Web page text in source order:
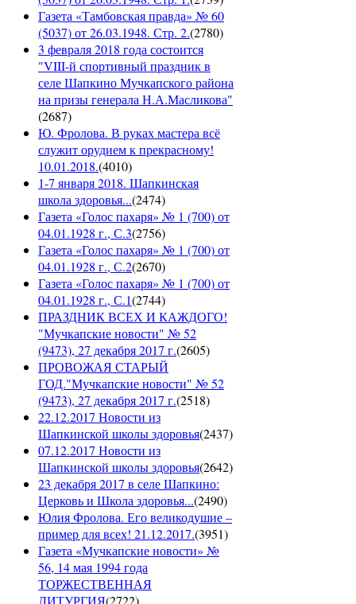
Газета «Тамбовская правда» № 60
(5037) от 26.03.1948. Стр. 2.(2780)
3 февраля 2018 года состоится
"VIII-й спортивный праздник в
селе Шапкино Мучкапского района
на призы генерала Н.А.Масликова"
(2687)
Ю. Фролова. В руках мастера всё
служит орудием к прекрасному!
10.01.2018.(4010)
1-7 января 2018. Шапкинская
школа здоровья...(2474)
Газета «Голос пахаря» № 1 (700) от
04.01.1928 г., С.3(2756)
Газета «Голос пахаря» № 1 (700) от
04.01.1928 г., С.2(2670)
Газета «Голос пахаря» № 1 (700) от
04.01.1928 г., С.1(2744)
ПРАЗДНИК ВСЕХ И КАЖДОГО!
"Мучкапские новости" № 52
(9473), 27 декабря 2017 г.(2605)
ПРОВОЖАЯ СТАРЫЙ
ГОД."Мучкапские новости" № 52
(9473), 27 декабря 2017 г.(2518)
22.12.2017 Новости из
Шапкинской школы здоровья(2437)
07.12.2017 Новости из
Шапкинской школы здоровья(2642)
23 декабря 2017 в селе Шапкино:
Церковь и Школа здоровья...(2490)
Юлия Фролова. Его великодушие –
пример для всех! 21.12.2017.(3951)
Газета «Мучкапские новости» №
56, 14 мая 1994 года
ТОРЖЕСТВЕННАЯ